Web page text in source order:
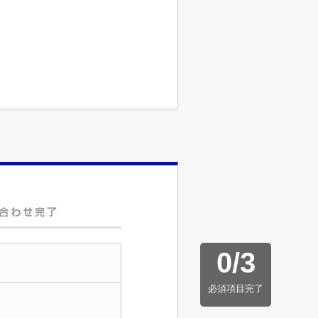
0/3
必須項目完了